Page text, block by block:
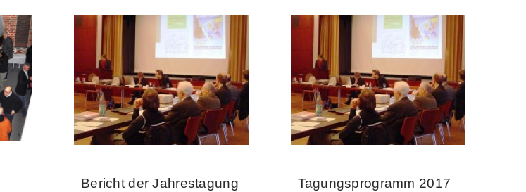
Bericht der Jahrestagung
Tagungsprogramm 2017